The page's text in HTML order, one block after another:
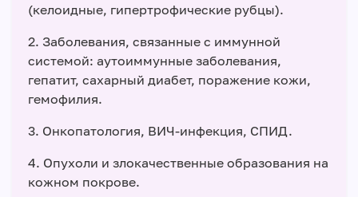
(келоидные, гипертрофические рубцы).
2. Заболевания, связанные с иммунной
системой: аутоиммунные заболевания,
гепатит, сахарный диабет, поражение кожи,
гемофилия.
3. Онкопатология, ВИЧ-инфекция, СПИД.
4. Опухоли и злокачественные образования на
кожном покрове.